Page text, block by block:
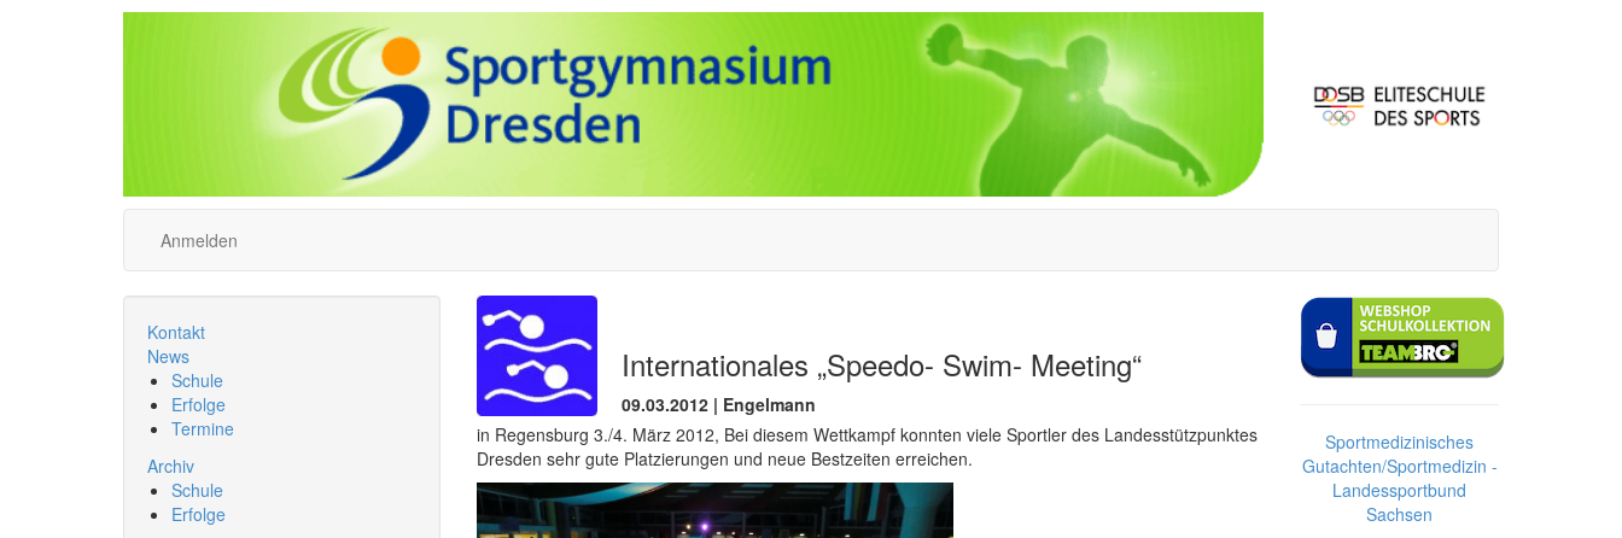
Anmelden
Kontakt
News
Schule
Erfolge
Termine
Archiv
Schule
Erfolge
Internationales „Speedo- Swim- Meeting“
09.03.2012 | Engelmann
in Regensburg 3./4. März 2012, Bei diesem Wettkampf konnten viele Sportler des Landesstützpunktes
Dresden sehr gute Platzierungen und neue Bestzeiten erreichen.
Sportmedizinisches
Gutachten/Sportmedizin -
Landessportbund
Sachsen